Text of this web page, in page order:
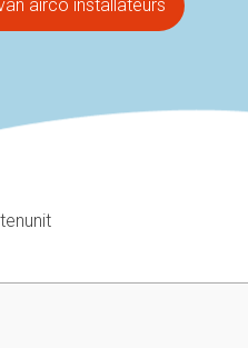
airco installateurs